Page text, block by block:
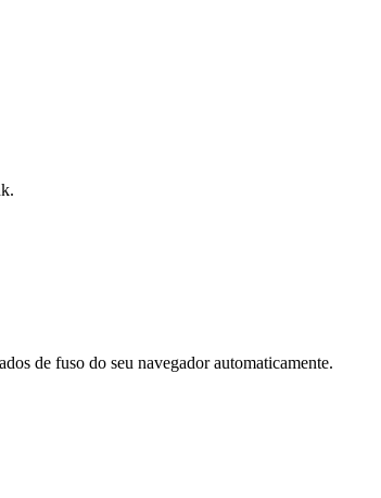
de fuso do seu navegador automaticamente.